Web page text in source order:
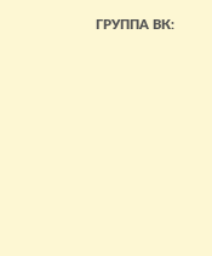
ГРУППА ВК: